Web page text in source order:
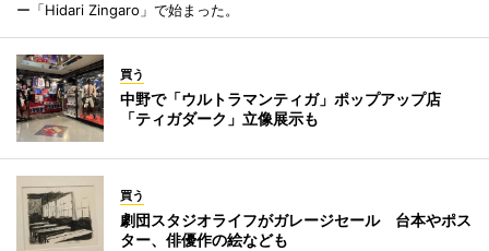
ー「Hidari Zingaro」で始まった。
買う
中野で「ウルトラマンティガ」ポップアップ店
「ティガダーク」立像展示も
買う
劇団スタジオライフがガレージセール 台本やポス
ター、俳優作の絵なども